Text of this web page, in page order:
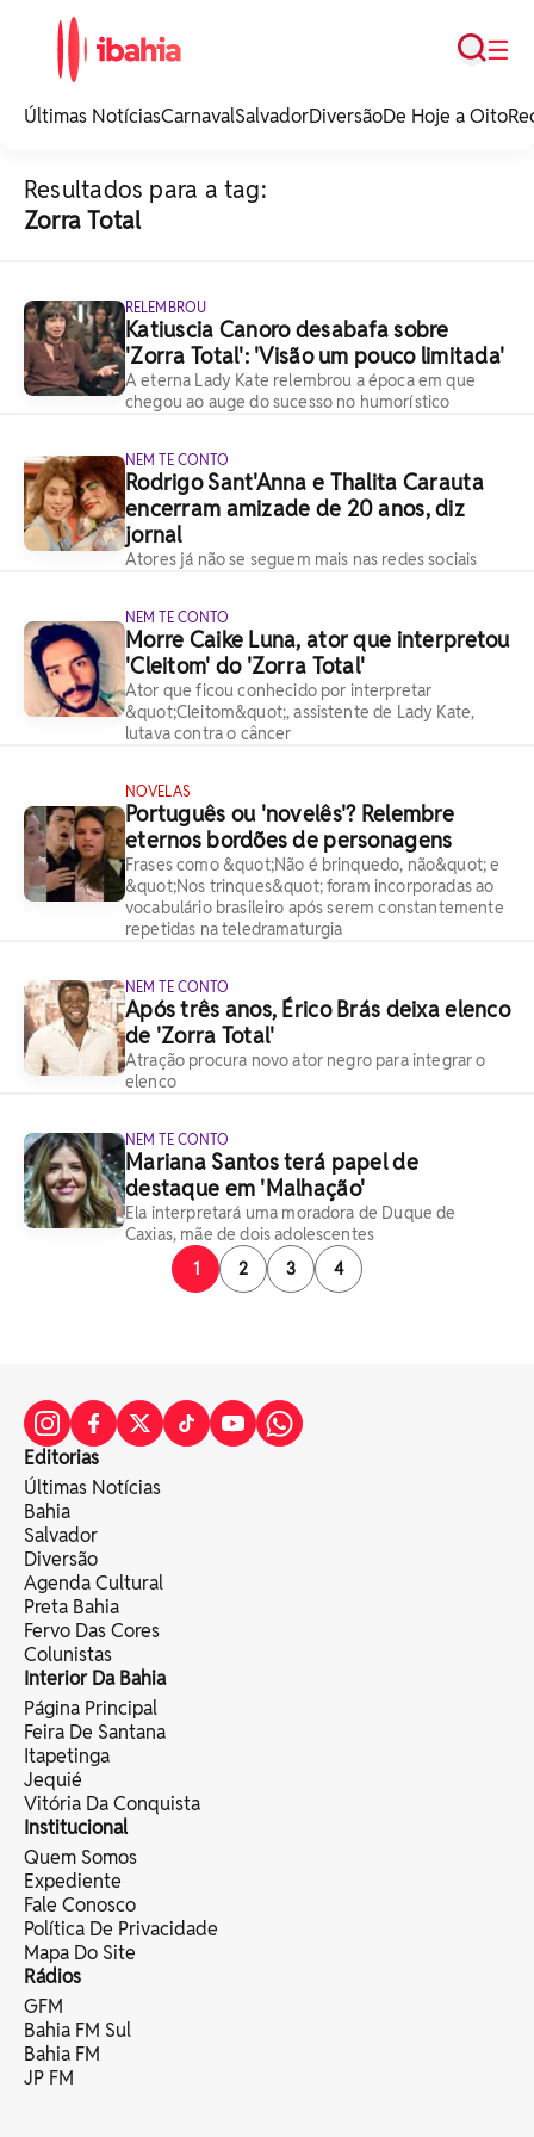
noticias e
☰
Busca
Últimas NotíciasCarnavalSalvadorDiversãoDe Hoje a Oito
Resultados para a tag:
Zorra Total
RELEMBROU
Katiuscia Canoro desabafa sobre
'Zorra Total': 'Visão um pouco limitada'
A eterna Lady Kate relembrou a época em que
chegou ao auge do sucesso no humorístico
NEM TE CONTO
Rodrigo Sant'Anna e Thalita Carauta
encerram amizade de 20 anos, diz
jornal
Atores já não se seguem mais nas redes sociais
NEM TE CONTO
Morre Caike Luna, ator que interpretou
'Cleitom' do 'Zorra Total'
Ator que ficou conhecido por interpretar
&quot;Cleitom&quot;, assistente de Lady Kate,
lutava contra o câncer
NOVELAS
Português ou 'novelês'? Relembre
eternos bordões de personagens
Frases como &quot;Não é brinquedo, não&quot; e
&quot;Nos trinques&quot; foram incorporadas ao
vocabulário brasileiro após serem constantemente
repetidas na teledramaturgia
NEM TE CONTO
Após três anos, Érico Brás deixa elenco
de 'Zorra Total'
Atração procura novo ator negro para integrar o
elenco
NEM TE CONTO
Mariana Santos terá papel de
destaque em 'Malhação'
Ela interpretará uma moradora de Duque de
Caxias, mãe de dois adolescentes
1
2 3 4
Editorias
Últimas Notícias
Bahia
Salvador
Diversão
Agenda Cultural
Preta Bahia
Fervo Das Cores
Colunistas
Interior Da Bahia
Página Principal
Feira De Santana
Itapetinga
Jequié
Vitória Da Conquista
Institucional
Quem Somos
Expediente
Fale Conosco
Política De Privacidade
Mapa Do Site
Rádios
GFM
Bahia FM Sul
Bahia FM
JP FM